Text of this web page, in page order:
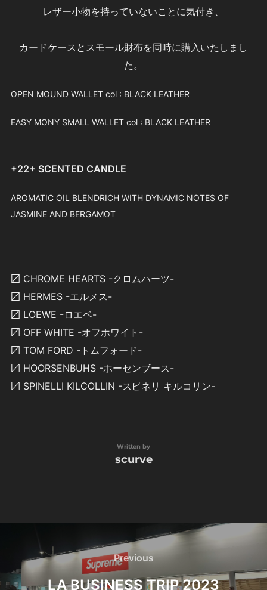
レザー小物を持っていないことに気付き、
カードケースとスモール財布を同時に購入いたしまし
た。
OPEN MOUND WALLET col : BLACK LEATHER
EASY MONY SMALL WALLET col : BLACK LEATHER
+22+ SCENTED CANDLE
AROMATIC OIL BLENDRICH WITH DYNAMIC NOTES OF
JASMINE AND BERGAMOT
〼 CHROME HEARTS -クロムハーツ-
〼 HERMES -エルメス-
〼 LOEWE -ロエベ-
〼 OFF WHITE -オフホワイト-
〼 TOM FORD -トムフォード-
〼 HOORSENBUHS -ホーセンブース-
〼 SPINELLI KILCOLLIN -スピネリ キルコリン-
Written by
scurve
navigation
Previous
Previous
LA BUSINESS TRIP 2023